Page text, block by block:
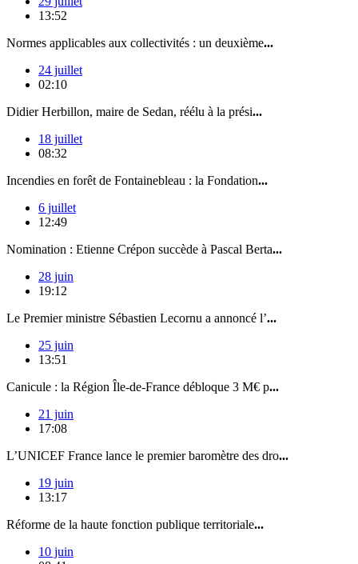
13:52
Normes applicables aux collectivités : un deuxième...
24 juillet
02:10
Didier Herbillon, maire de Sedan, réélu à la prési...
18 juillet
08:32
Incendies en forêt de Fontainebleau : la Fondation...
6 juillet
12:49
Nomination : Etienne Crépon succède à Pascal Berta...
28 juin
19:12
Le Premier ministre Sébastien Lecornu a annoncé l’...
25 juin
13:51
Canicule : la Région Île-de-France débloque 3 M€ p...
21 juin
17:08
L’UNICEF France lance le premier baromètre des dro...
19 juin
13:17
Réforme de la haute fonction publique territoriale...
10 juin